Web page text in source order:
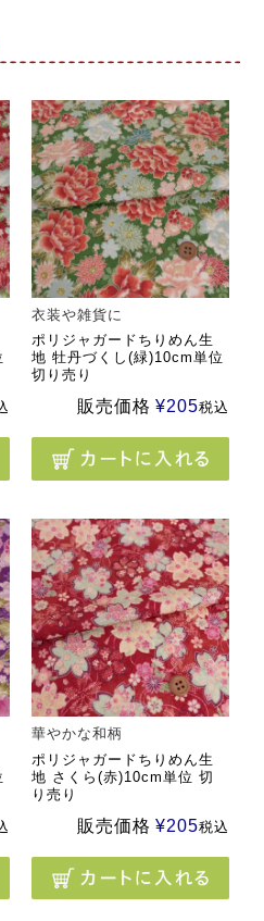
衣装や雑貨に
ポリジャガードちりめん生
地 牡丹づくし(緑)10cm単位
切り売り
販売価格 ¥205税込
華やかな和柄
ポリジャガードちりめん生
地 さくら(赤)10cm単位 切
り売り
販売価格 ¥205税込